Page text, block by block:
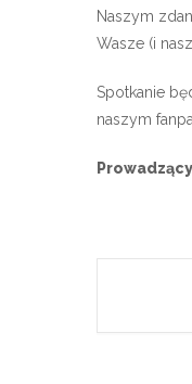
Naszym
Wasze (i
Spotkanie
naszym